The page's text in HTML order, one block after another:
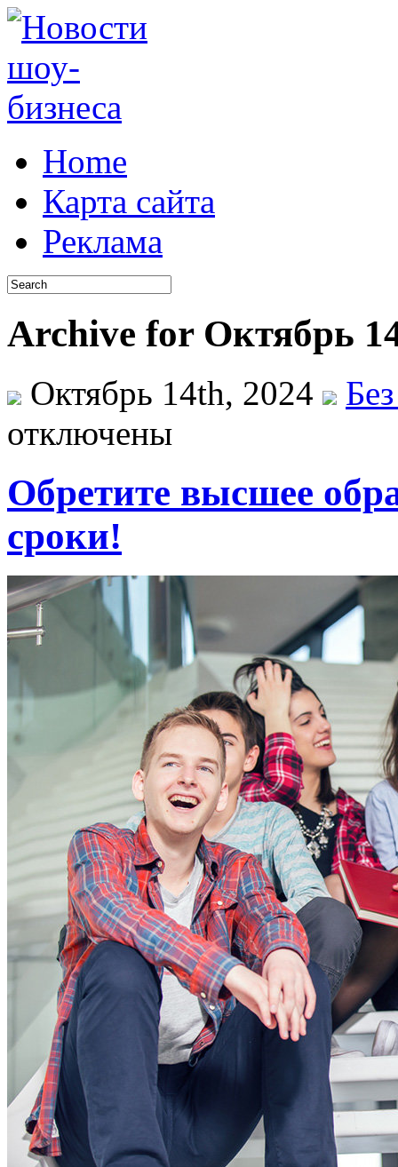
Home
Карта сайта
Реклама
Archive for Октябрь
Октябрь 14th, 2024
отключены
Обретите высшее
сроки!